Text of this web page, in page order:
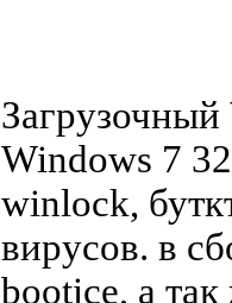
Загрузочный
Windows 7
winlock,
вирусов. в
bootice, а